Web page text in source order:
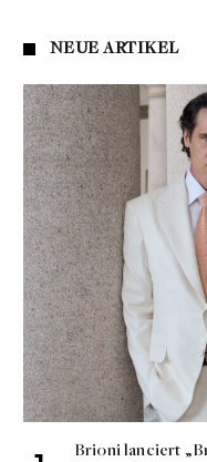
NEUE ARTIKEL
Brioni lanciert